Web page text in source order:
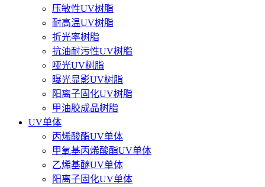
压敏性UV树脂
耐高温UV树脂
折光率树脂
抗油耐污性UV树脂
哑光UV树脂
曝光显影UV树脂
阳离子固化UV树脂
甲油胶成品树脂
UV单体
丙烯酸酯UV单体
甲氧基丙烯酸酯UV单体
乙烯基醚UV单体
阳离子固化UV单体